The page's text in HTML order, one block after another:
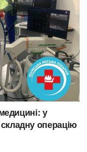
у
операцію